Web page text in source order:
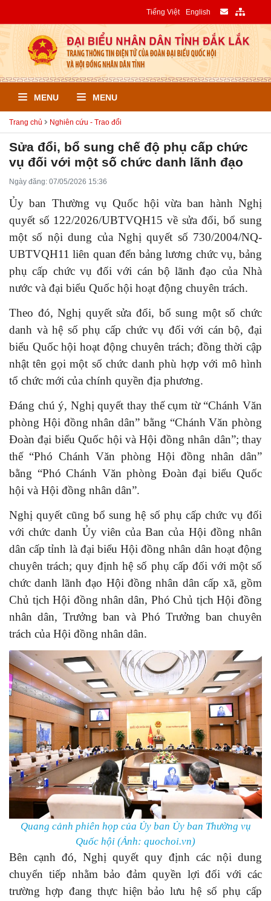
Tiếng Việt English
MENU MENU
Trang chủ Nghiên cứu - Trao đổi
Sửa đổi, bổ sung chế độ phụ cấp chức
vụ đối với một số chức danh lãnh đạo
Ngày đăng: 07/05/2026 15:36
Ủy ban Thường vụ Quốc hội vừa ban hành Nghị
quyết số 122/2026/UBTVQH15 về sửa đổi, bổ sung
một số nội dung của Nghị quyết số 730/2004/NQ-
UBTVQH11 liên quan đến bảng lương chức vụ, bảng
phụ cấp chức vụ đối với cán bộ lãnh đạo của Nhà
nước và đại biểu Quốc hội hoạt động chuyên trách.
Theo đó, Nghị quyết sửa đổi, bổ sung một số chức
danh và hệ số phụ cấp chức vụ đối với cán bộ, đại
biểu Quốc hội hoạt động chuyên trách; đồng thời cập
nhật tên gọi một số chức danh phù hợp với mô hình
tổ chức mới của chính quyền địa phương.
Đáng chú ý, Nghị quyết thay thế cụm từ “Chánh Văn
phòng Hội đồng nhân dân” bằng “Chánh Văn phòng
Đoàn đại biểu Quốc hội và Hội đồng nhân dân”; thay
thế “Phó Chánh Văn phòng Hội đồng nhân dân”
bằng “Phó Chánh Văn phòng Đoàn đại biểu Quốc
hội và Hội đồng nhân dân”.
Nghị quyết cũng bổ sung hệ số phụ cấp chức vụ đối
với chức danh Ủy viên của Ban của Hội đồng nhân
dân cấp tỉnh là đại biểu Hội đồng nhân dân hoạt động
chuyên trách; quy định hệ số phụ cấp đối với một số
chức danh lãnh đạo Hội đồng nhân dân cấp xã, gồm
Chủ tịch Hội đồng nhân dân, Phó Chủ tịch Hội đồng
nhân dân, Trưởng ban và Phó Trưởng ban chuyên
trách của Hội đồng nhân dân.
Quang cảnh phiên họp của Ủy ban Ủy ban Thường vụ
Quốc hội (Ảnh: quochoi.vn)
Bên cạnh đó, Nghị quyết quy định các nội dung
chuyển tiếp nhằm bảo đảm quyền lợi đối với các
trường hợp đang thực hiện bảo lưu hệ số phụ cấp